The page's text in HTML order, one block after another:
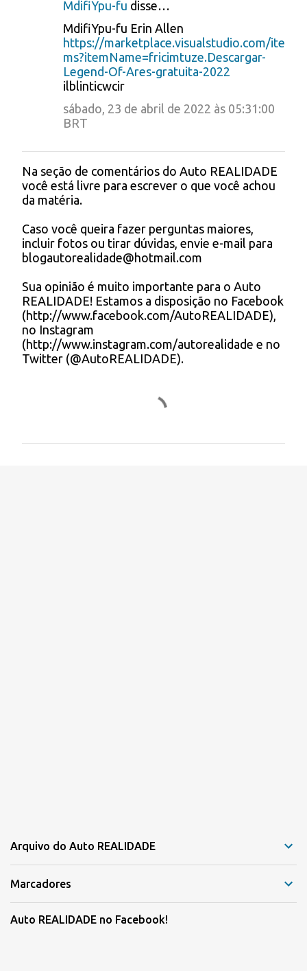
r
i
o
s
MdifiYpu-fu disse…
MdifiYpu-fu Erin Allen
https://marketplace.visualstudio.com/ite
ms?itemName=fricimtuze.Descargar-
Legend-Of-Ares-gratuita-2022
ilblinticwcir
sábado, 23 de abril de 2022 às 05:31:00
BRT
P
o
s
a
r
u
c
o
m
e
n
t
Na seção de comentários do Auto REALIDADE
você está livre para escrever o que você achou
da matéria.
Caso você queira fazer perguntas maiores,
incluir fotos ou tirar dúvidas, envie e-mail para
blogautorealidade@hotmail.com
Sua opinião é muito importante para o Auto
REALIDADE! Estamos a disposição no Facebook
(http://www.facebook.com/AutoREALIDADE),
no Instagram
(http://www.instagram.com/autorealidade e no
Twitter (@AutoREALIDADE).
Arquivo do Auto REALIDADE
Marcadores
Auto REALIDADE no Facebook!